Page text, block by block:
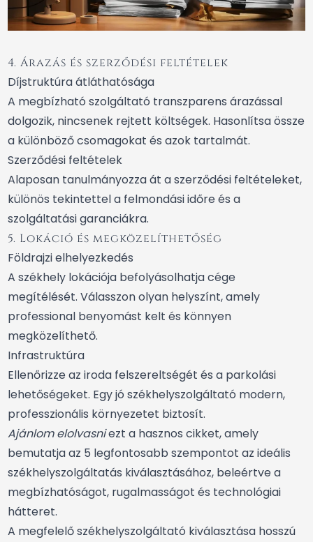
4. Árazás és szerződési feltételek
Díjstruktúra átláthatósága
A megbízható szolgáltató transzparens árazással
dolgozik, nincsenek rejtett költségek. Hasonlítsa össze
a különböző csomagokat és azok tartalmát.
Szerződési feltételek
Alaposan tanulmányozza át a szerződési feltételeket,
különös tekintettel a felmondási időre és a
szolgáltatási garanciákra.
5. Lokáció és megközelíthetőség
Földrajzi elhelyezkedés
A székhely lokációja befolyásolhatja cége
megítélését. Válasszon olyan helyszínt, amely
professional benyomást kelt és könnyen
megközelíthető.
Infrastruktúra
Ellenőrizze az iroda felszereltségét és a parkolási
lehetőségeket. Egy jó székhelyszolgáltató modern,
professzionális környezetet biztosít.
Ajánlom elolvasniezt a hasznos cikket, amely
bemutatja az 5 legfontosabb szempontot az ideális
székhelyszolgáltatás kiválasztásához, beleértve a
megbízhatóságot, rugalmasságot és technológiai
hátteret.
A megfelelő székhelyszolgáltató kiválasztása hosszú